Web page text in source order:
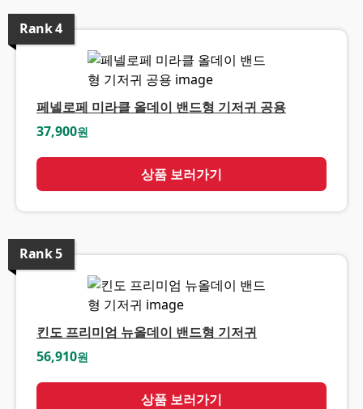
Rank4
페넬로페 미라클 올데이 밴드형 기저귀 공용
37,900원
상품 보러가기
Rank5
킨도 프리미엄 뉴올데이 밴드형 기저귀
56,910원
상품 보러가기